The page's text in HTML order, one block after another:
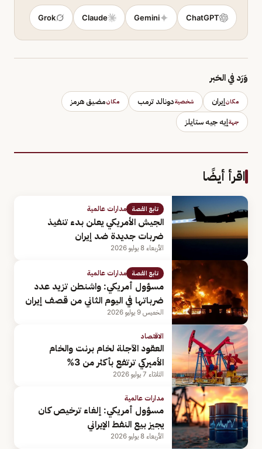
ChatGPT
Gemini
Claude
Grok
وَرَد في الخبر
مكانإيران شخصيةدونالد ترمب مكانمضيق هرمز
جهةإيه جيه ستايلز
اقرأ أيضًا
تابع القصة مدارات عالمية
الجيش الأمريكي يعلن بدء تنفيذ
ضربات جديدة ضد إيران
الأربعاء 8 يوليو 2026
تابع القصة مدارات عالمية
مسؤول أمريكي: واشنطن تزيد عدد
ضرباتها في اليوم الثاني من قصف إيران
الخميس 9 يوليو 2026
الاقتصاد
العقود الآجلة لخام برنت والخام
الأميركي ترتفع بأكثر من 3%
الثلاثاء 7 يوليو 2026
مدارات عالمية
مسؤول أمريكي: إلغاء ترخيص كان
يجيز بيع النفط الإيراني
الأربعاء 8 يوليو 2026